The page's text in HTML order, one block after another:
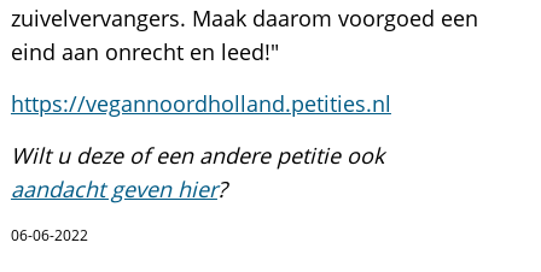
zuivelvervangers. Maak daarom voorgoed een
eind aan onrecht en leed!"
https://vegannoordholland.petities.nl
Wilt u deze of een andere petitie ook
aandacht geven hier?
06-06-2022